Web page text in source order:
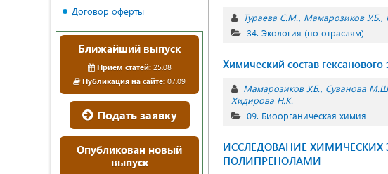
Тураева С.М. Мамарозиков У.Б.
34. Экология (по отраслям)
Химический состав гексанового
Мамарозиков У.Б. Суванова
Хидирова Н.К.
09. Биоорганическая химия
ИССЛЕДОВАНИЕ
ПОЛИПРЕНОЛАМИ
Договор оферты
Ближайший выпуск
Прием статей:25.08
Публикация на сайте: 07.09
Подать заявку
Опубликован новый
выпуск